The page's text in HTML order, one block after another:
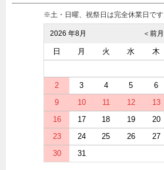
※土・日曜、祝祭日は完全休業日です
2026 年8月 ＜前月
日 月 火 水 木
2
3 4 5 6
9
10 11 12 13
16
17 18 19 20
23
24 25 26 27
30
31